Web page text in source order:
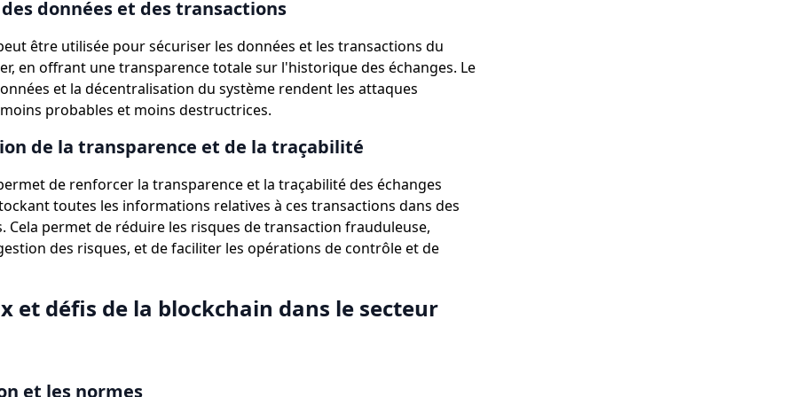
données et des transactions
être utilisée pour sécuriser les données et les transactions du
en offrant une transparence totale sur l'historique des échanges. Le
et la décentralisation du système rendent les attaques
probables et moins destructrices.
de la transparence et de la traçabilité
de renforcer la transparence et la traçabilité des échanges
toutes les informations relatives à ces transactions dans des
Cela permet de réduire les risques de transaction frauduleuse,
des risques, et de faciliter les opérations de contrôle et de
et défis de la blockchain dans le secteur
et les normes